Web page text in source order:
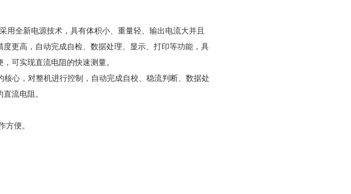
全新电源技术，具有体积小、重量轻、输出电流大并且
更高，自动完成自检、数据处理、显示、打印等功能，具
可实现直流电阻的快速测量。
心，对整机进行控制，自动完成自校、稳流判断、数据处
流电阻。
方便。